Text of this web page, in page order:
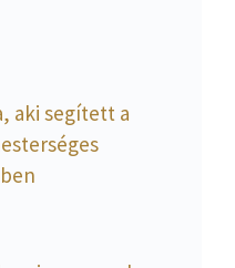
aki segített a